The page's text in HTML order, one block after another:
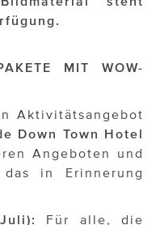
MIT WOW-
Aktivitätsangebot
Down Town Hotel
Angeboten und
das in Erinnerung
Für alle, die